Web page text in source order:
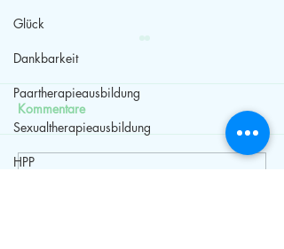
Glück
Dankbarkeit
Paartherapieausbildung
Sexualtherapieausbildung
HPP
Kommentare